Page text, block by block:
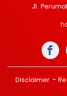
Jl.
Disclaimer